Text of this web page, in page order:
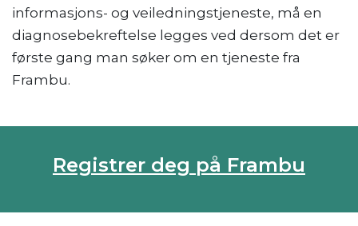
informasjons- og veiledningstjeneste, må en
diagnosebekreftelse legges ved dersom det er
første gang man søker om en tjeneste fra
Frambu.
Registrer deg på Frambu